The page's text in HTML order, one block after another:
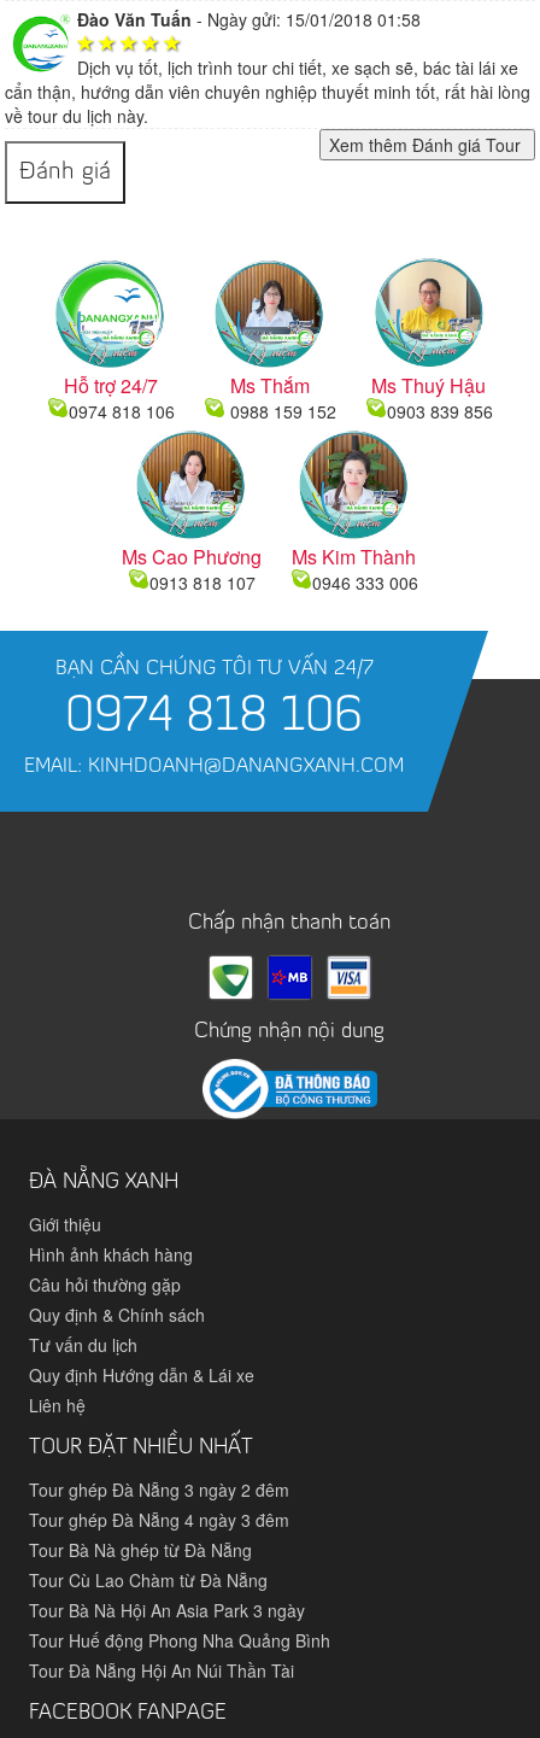
Đào Văn Tuấn - Ngày gửi: 15/01/2018 01:58
Dịch vụ tốt, lịch trình tour chi tiết, xe sạch sẽ, bác tài lái xe
cẩn thận, hướng dẫn viên chuyên nghiệp thuyết minh tốt, rất hài lòng
về tour du lịch này.
Đánh giá
Hỗ trợ 24/7
0974 818 106
Ms Thắm
0988 159 152
Ms Thuý Hậu
0903 839 856
Ms Cao Phương
0913 818 107
Ms Kim Thành
0946 333 006
BẠN CẦN CHÚNG TÔI TƯ VẤN 24/7
0974 818 106
EMAIL: KINHDOANH@DANANGXANH.COM
Chấp nhận thanh toán
Chứng nhận nội dung
ĐÀ NẴNG XANH
Giới thiệu
Hình ảnh khách hàng
Câu hỏi thường gặp
Quy định & Chính sách
Tư vấn du lịch
Quy định Hướng dẫn & Lái xe
Liên hệ
TOUR ĐẶT NHIỀU NHẤT
Tour ghép Đà Nẵng 3 ngày 2 đêm
Tour ghép Đà Nẵng 4 ngày 3 đêm
Tour Bà Nà ghép từ Đà Nẵng
Tour Cù Lao Chàm từ Đà Nẵng
Tour Bà Nà Hội An Asia Park 3 ngày
Tour Huế động Phong Nha Quảng Bình
Tour Đà Nẵng Hội An Núi Thần Tài
FACEBOOK FANPAGE